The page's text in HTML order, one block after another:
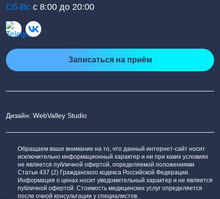
Сб-Вс с 8:00 до 20:00
Записаться на приём
Дизайн: WebValley Studio
Обращаем ваше внимание на то, что данный интернет-сайт носит
исключительно информационный характер и ни при каких условиях
не является публичной офертой, определяемой положениями
Статьи 437 (2) Гражданского кодекса Российской Федерации.
Информация о ценах носит уведомительный характер и не является
публичной офертой. Стоимость медицинских услуг определяется
после очной консультации у специалистов.